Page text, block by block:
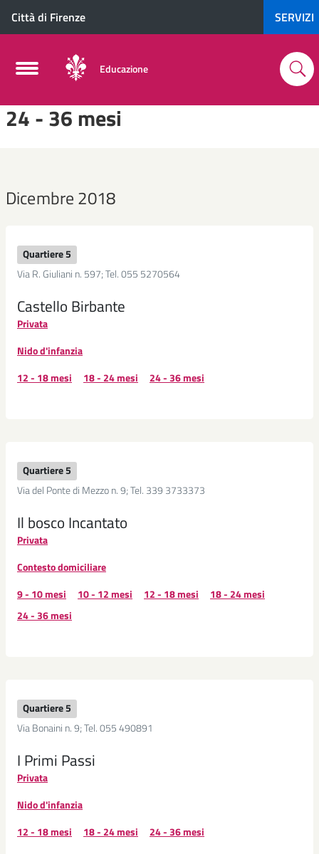
Città di Firenze SERVIZI
Educazione
24 - 36 mesi
Dicembre 2018
Quartiere 5
Via R. Giuliani n. 597; Tel. 055 5270564
Castello Birbante
Privata
Nido d'infanzia
12 - 18 mesi
18 - 24 mesi 24 - 36 mesi
Quartiere 5
Via del Ponte di Mezzo n. 9; Tel. 339 3733373
Il bosco Incantato
Privata
Contesto domiciliare
9 - 10 mesi
10 - 12 mesi 12 - 18 mesi
18 - 24 mesi
24 - 36 mesi
Quartiere 5
Via Bonaini n. 9; Tel. 055 490891
I Primi Passi
Privata
Nido d'infanzia
12 - 18 mesi
18 - 24 mesi 24 - 36 mesi